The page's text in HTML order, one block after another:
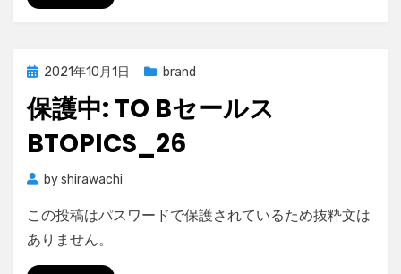
Posted
2021年10月1日 brand
保護中: TO Bセールス
BTOPICS_26
byshirawachi
この投稿はパスワードで保護されているため抜粋文は
ありません。